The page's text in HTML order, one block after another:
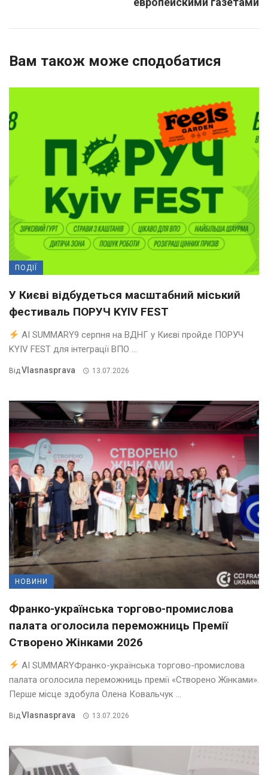
Вам також може сподобатися
ПОДІЇ
У Києві відбудеться масштабний міський
фестиваль ПОРУЧ KYIV FEST
AI SUMMARY9 серпня на ВДНГ у Києві пройде ПОРУЧ
KYIV FEST для інтеграції ВПО ...
ВідVlasnasprava 13.07.2026
НОВИНИ
Франко-українська торгово-промислова
палата оголосила переможниць Премії
Створено Жінками 2026
AI SUMMARYФранко-українська торгово-промислова
палата оголосила переможниць премії «Створено Жінками».
Перше місце здобула Олена Ковальчук ...
ВідVlasnasprava 13.07.2026